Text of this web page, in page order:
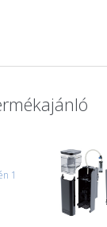
oldjuk
CSOMAG
és
1